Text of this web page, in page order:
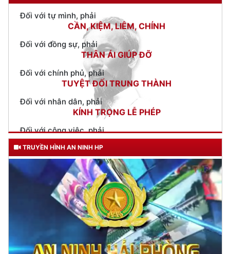
Giám đốc CATP thăm, tặng quà gia đình chính sách nhân kỷ
niệm 70 năm Chiến thắng Điện Biên Phủ
Triển khai 5 nhiệm vụ công tác Công an, tháng 5/2024
(24/04/2024 19:00)